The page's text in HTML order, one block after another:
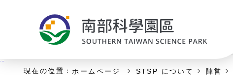
主な内容の開始
:::
現在の位置： ホームページ STSP について 陣営